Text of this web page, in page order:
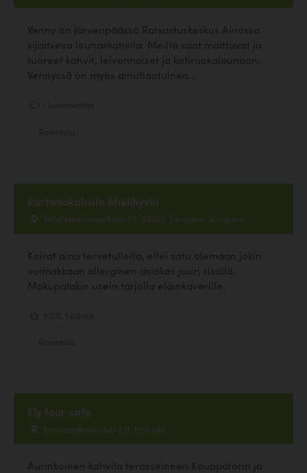
Venny on Järvenpäässä Ratsastuskeskus Ainossa
sijaitseva lounaskahvila. Meiltä saat maittavat ja
tuoreet kahvit, leivonnaiset ja kotiruokalounaan.
Vennyssä on myös ainutlaatuinen...
Kartanokahvila Mielihyvin
Tehdaskartanonkatu 38, 33400 Tampere, Tampere
Koirat aina tervetulleita, ellei satu olemaan jokin
voimakkaan allerginen asiakas juuri sisällä.
Makupalakin usein tarjolla eläinkaverille.
Fly tour cafe
Katajanokanlaituri 2 B, Helsinki
Aurinkoinen kahvila terasseineen Kauppatorin ja